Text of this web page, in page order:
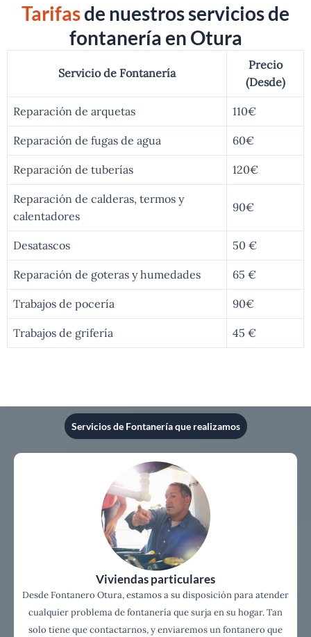
Tarifasde nuestros servicios de
fontanería en Otura
Servicio de Fontanería
Precio
(Desde)
Reparación de arquetas 110€
Reparación de fugas de agua 60€
Reparación de tuberías 120€
Reparación de calderas, termos y
calentadores
90€
Desatascos 50 €
Reparación de goteras y humedades 65 €
Trabajos de pocería 90€
Trabajos de grifería 45 €
Servicios de Fontanería que realizamos
Viviendas particulares
Desde Fontanero Otura, estamos a su disposición para atender
cualquier problema de fontanería que surja en su hogar. Tan
solo tiene que contactarnos, y enviaremos un fontanero que